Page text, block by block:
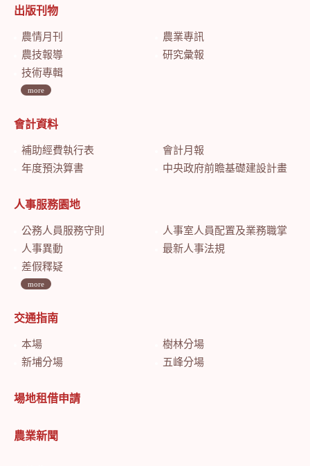
出版刊物
農情月刊
農業專訊
農技報導
研究彙報
技術專輯
more
會計資料
補助經費執行表
會計月報
年度預決算書
中央政府前瞻基礎建設計畫特別預算會計月報
人事服務園地
公務人員服務守則
人事室人員配置及業務職掌
人事異動
最新人事法規
差假釋疑
more
交通指南
本場
樹林分場
新埔分場
五峰分場
場地租借申請
農業新聞